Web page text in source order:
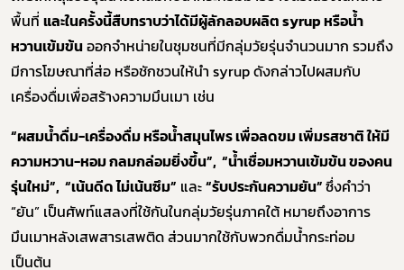
พื้นที่ และในครั้งนี้สืบทราบว่าได้มีผู้ลักลอบผลิต syrup หรือน้ำ
หวานเข้มข้นออกจำหน่ายในชุมชนที่มีกลุ่มวัยรุ่นจำนวนมาก รวมถึง
มีการโฆษณาที่ส่อ หรือชักชวนให้นำ syrup ดังกล่าวไปผสมกับ
เครื่องดื่มเพื่อสร้างความมึนเมา เช่น
“ผสมน้ำดื่ม-เครื่องดื่ม หรือน้ำสมุนไพร เพื่อลดขม เพิ่มรสชาติ ให้มี
ความหวาน-หอม กลมกล่อมยิ่งขึ้น”, “น้ำเชื่อมหวานเข้มข้น ของคน
รุ่นใหม่”, “เน้นดีด ไม่เน้นซึม” และ“รับประกันความยัน”ซึ่งคำว่า
“ยัน” เป็นศัพท์แสลงที่ใช้กันในกลุ่มวัยรุ่นภาคใต้ หมายถึงอาการ
มึนเมาหลังเสพสารเสพติด ส่วนมากใช้กับพวกดื่มน้ำกระท่อม
เป็นต้น